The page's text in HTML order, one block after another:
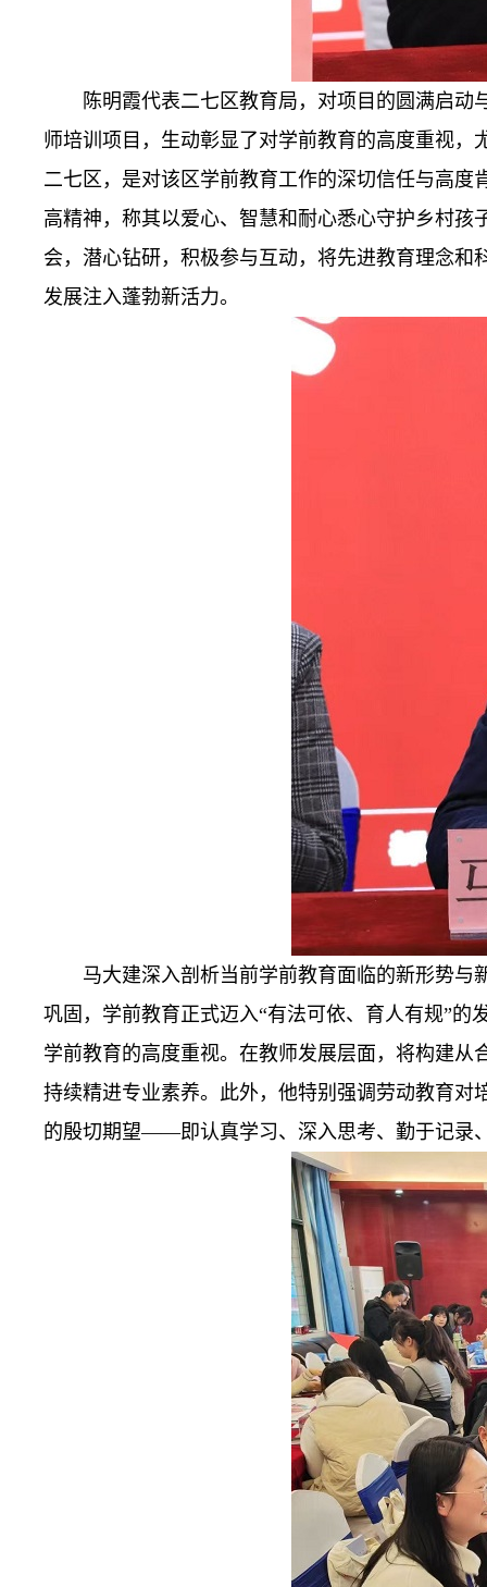
陈明霞代表二七区教育局，对项目的圆满启
师培训项目，生动彰显了对学前教育的高度重视
二七区，是对该区学前教育工作的深切信任与高
高精神，称其以爱心、智慧和耐心悉心守护乡村
会，潜心钻研，积极参与互动，将先进教育理念
发展注入蓬勃新活力。
马大建深入剖析当前学前教育面临的新形势
巩固，学前教育正式迈入“有法可依、育人有规”
学前教育的高度重视。在教师发展层面，将构建
持续精进专业素养。此外，他特别强调劳动教育对
的殷切期望——即认真学习、深入思考、勤于记录